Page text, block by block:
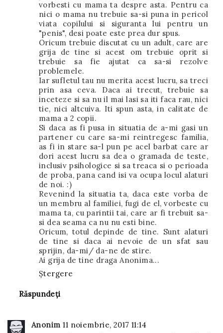
vorbesti cu mama ta despre asta. Pentru ca
nici o mama nu trebuie sa-si puna in pericol
viata copilului si siguranta lui pentru un
"penis", desi poate este prea dur spus.
Oricum trebuie discutat cu un adult, care are
grija de tine si acest om trebuie oprit si
trebuie sa fie ajutat ca sa-si rezolve
problemele.
Iar sufletul tau nu merita acest lucru, sa treci
prin asa ceva. Daca ai trecut, trebuie sa
inceteze si sa nu il mai lasi sa iti faca rau, nici
tie, nici altcuiva. Iti spun asta, in calitate de
mama a 2 copii.
Si daca as fi pusa in situatia de a-mi gasi un
partener cu care sa-mi reintregesc familia,
as fi in stare sa-l pun pe acel barbat care ar
dori acest lucru sa dea o gramada de teste,
inclusiv psihologice si sa treaca si o perioada
de proba, pana cand isi va ocupa locul alaturi
de noi. :)
Revenind la situatia ta, daca este vorba de
un membru al familiei, fugi de el, vorbeste cu
mama ta, cu parintii tai, care ar fi trebuit sa-
si dea seama ca nu nu esti bine.
Oricum, totul depinde de tine. Sunt alaturi
de tine si daca ai nevoie de un sfat sau
sprijin, da-mi/ da-ne de stire.
Ai grija de tine draga Anonima...
Ștergere
Răspundeți
Anonim 11 noiembrie, 2017 11:14